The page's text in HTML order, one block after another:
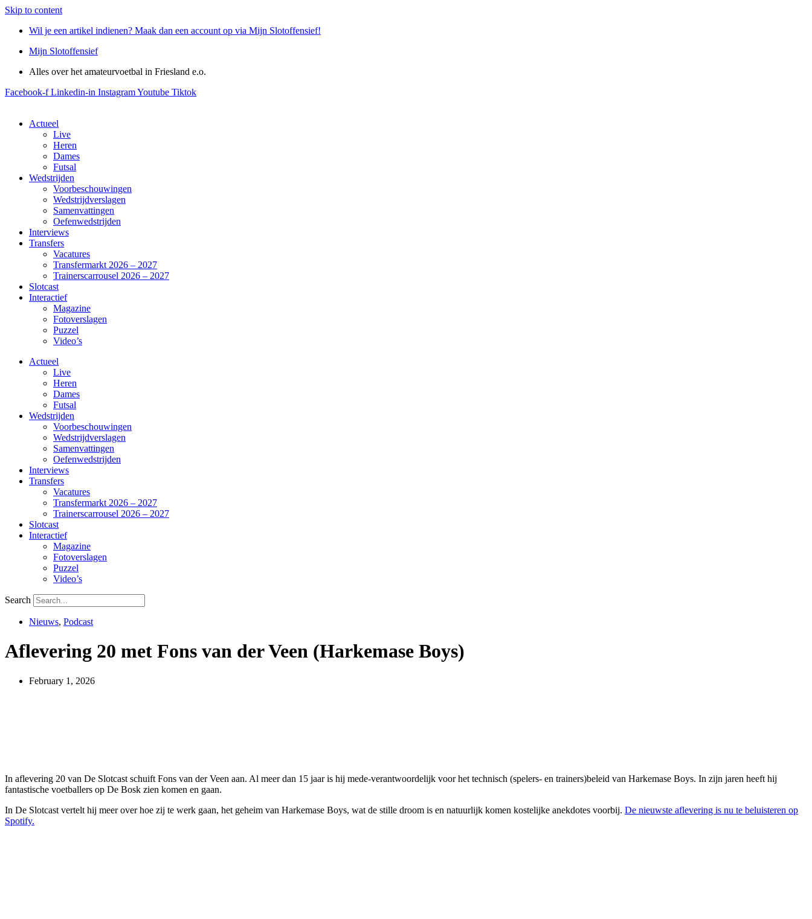
Skip to content
Wil je een artikel indienen? Maak dan een account op via Mijn Slotoffensief!
Mijn Slotoffensief
Alles over het amateurvoetbal in Friesland e.o.
Facebook-f Linkedin-in InstagramYoutube Tiktok
Actueel
Live
Heren
Dames
Futsal
Wedstrijden
Voorbeschouwingen
Wedstrijdverslagen
Samenvattingen
Oefenwedstrijden
Interviews
Transfers
Vacatures
Transfermarkt 2026 – 2027
Trainerscarrousel 2026 – 2027
Slotcast
Interactief
Magazine
Fotoverslagen
Puzzel
Video’s
Actueel
Live
Heren
Dames
Futsal
Wedstrijden
Voorbeschouwingen
Wedstrijdverslagen
Samenvattingen
Oefenwedstrijden
Interviews
Transfers
Vacatures
Transfermarkt 2026 – 2027
Trainerscarrousel 2026 – 2027
Slotcast
Interactief
Magazine
Fotoverslagen
Puzzel
Video’s
Search
Nieuws, Podcast
Aflevering 20 met Fons van der Veen (Harkemase Boys)
February 1, 2026
In aflevering 20 van De Slotcast schuift Fons van der Veen aan. Al meer dan 15 jaar is hij mede-verantwoordelijk voor het technisch (spelers- en trainers)beleid van Harkemase Boys. In zijn jaren heeft hij
fantastische voetballers op De Bosk zien komen en gaan.
In De Slotcast vertelt hij meer over hoe zij te werk gaan, het geheim van Harkemase Boys, wat de stille droom is en natuurlijk komen kostelijke anekdotes voorbij. De nieuwste aflevering is nu te beluisteren op
Spotify.